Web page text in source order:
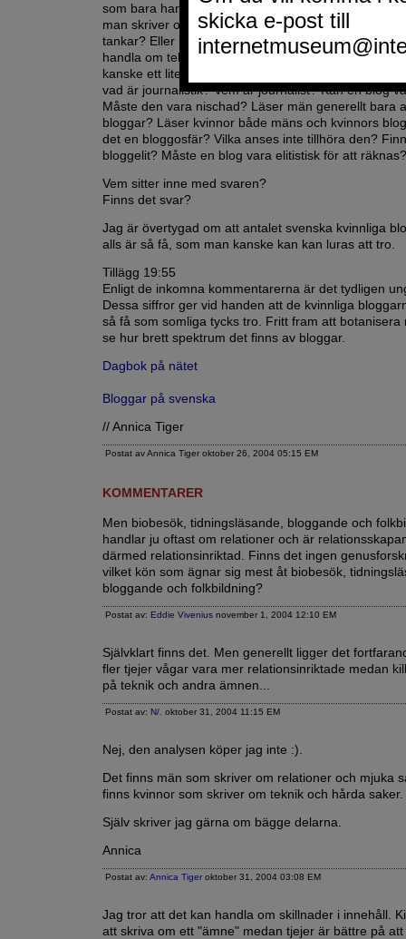
som bara handlar om lästa böcker en blog? Är det
man skriver om mjuka saker, känslor, upplevelser,
tankar? Eller måste en blog vara gjord av
handla om teknik, politik eller journalistik? Det
kanske ett lite luddigt begrepp och då kommer jag
vad är journalistik? Vem är journalist? Kan en blog
Måste den vara nischad? Läser män generellt bara
bloggar? Läser kvinnor både mäns och kvinnors
det en bloggosfär? Vilka anses inte tillhöra den?
bloggelit? Måste en blog vara elitistisk för att räknas?
Vem sitter inne med svaren?
Finns det svar?
Jag är övertygad om att antalet svenska kvinnliga
alls är så få, som man kanske kan kan luras att tro.
Tillägg 19:55
Enligt de inkomna kommentarerna är det tydligen
Dessa siffror ger vid handen att de kvinnliga
så få som somliga tycks tro. Fritt fram att botanisera
se hur brett spektrum det finns av bloggar.
Dagbok på nätet
Bloggar på svenska
// Annica Tiger
Postat av Annica Tiger oktober 26, 2004 05:15 EM
KOMMENTARER
Men biobesök, tidningsläsande, bloggande och
handlar ju oftast om relationer och är
därmed relationsinriktad. Finns det ingen
vilket kön som ägnar sig mest åt biobesök,
bloggande och folkbildning?
Postat av: Eddie Vivenius november 1, 2004 12:10 EM
Självklart finns det. Men generellt ligger det
fler tjejer vågar vara mer relationsinriktade medan
på teknik och andra ämnen...
Postat av: N/. oktober 31, 2004 11:15 EM
Nej, den analysen köper jag inte :).
Det finns män som skriver om relationer och mjuka
finns kvinnor som skriver om teknik och hårda saker.
Själv skriver jag gärna om bägge delarna.
Annica
Postat av: Annica Tiger oktober 31, 2004 03:08 EM
Jag tror att det kan handla om skillnader i innehåll.
att skriva om ett "ämne" medan tjejer är bättre på att